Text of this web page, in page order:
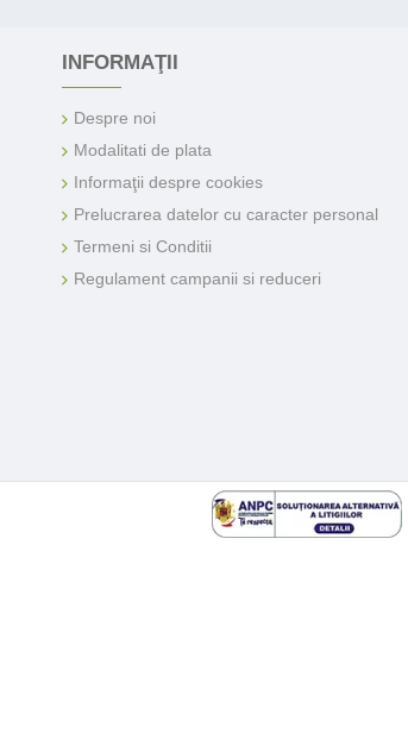
INFORMAŢII
Despre noi
Modalitati de plata
Informaţii despre cookies
Prelucrarea datelor cu caracter personal
Termeni si Conditii
Regulament campanii si reduceri